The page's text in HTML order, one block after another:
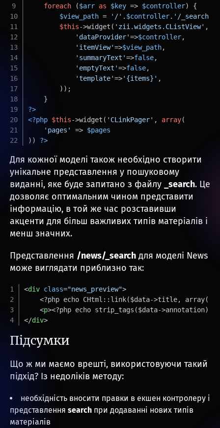
foreach ($arr as $key => $controller) {
$view_path = '/' . $controller. '/_search'
$this->widget( 'zii.widgets.CListView' ,
'dataProvider'=>$controller,
'itemView'=>$view_path,
'summaryText'=>false,
'emptyText'=>false,
'template'=>'{items}' ,
        ));
    }
?>
<?php $this->widget( 'CLinkPager' , array(
'pages'
=> $pages
)) ?>
Для кожної моделі також необхідно створити
унікальне представлення у пошуковому
виданні, яке буде запитано з файлу
_search. Це
дозволяє оптимальним чином представити
інформацію, в той же час розставивши
акценти для більш важливих типів матеріалів і
менш значних.
Представлення /news/_search для моделі News
може виглядати приблизно так:
<div class="news_preview">
<?php echo CHtml::link($data->title,
<p><?php echo strip_tags($data->annotation);
</div>
Підсумки
Що ж ми маємо врешті, використовуючи такий
підхід? Із недоліків методу:
необхідність вносити правки в екшен контролеру і
представлення search при додаванні нових типів
матеріалів